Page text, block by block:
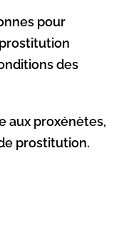
pour
des
aux proxénètes,
prostitution.